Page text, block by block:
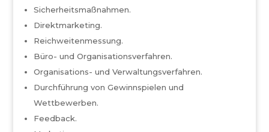
Sicherheitsmaßnahmen.
Direktmarketing.
Reichweitenmessung.
Büro- und Organisationsverfahren.
Organisations- und Verwaltungsverfahren.
Durchführung von Gewinnspielen und
Wettbewerben.
Feedback.